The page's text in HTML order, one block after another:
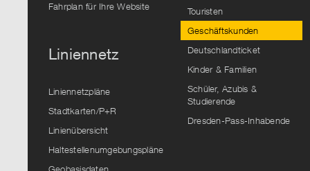
Fahrplan für Ihre Website
Liniennetz
Liniennetzpläne
Stadtkarten/P+R
Linienübersicht
Haltestellenumgebungspläne
Touristen
Geschäftskunden
Deutschlandticket
Kinder & Familien
Schüler, Azubis &
Studierende
Dresden-Pass-Inhabende